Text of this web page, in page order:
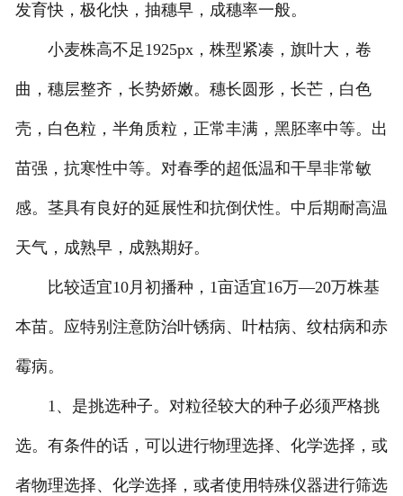
发育快，极化快，抽穗早，成穗率一般。
小麦株高不足1925px，株型紧凑，旗叶大，卷
曲，穗层整齐，长势娇嫩。穗长圆形，长芒，白色
壳，白色粒，半角质粒，正常丰满，黑胚率中等。出
苗强，抗寒性中等。对春季的超低温和干旱非常敏
感。茎具有良好的延展性和抗倒伏性。中后期耐高温
天气，成熟早，成熟期好。
比较适宜10月初播种，1亩适宜16万—20万株基
本苗。应特别注意防治叶锈病、叶枯病、纹枯病和赤
霉病。
1、是挑选种子。对粒径较大的种子必须严格挑
选。有条件的话，可以进行物理选择、化学选择，或
者物理选择、化学选择，或者使用特殊仪器进行筛选